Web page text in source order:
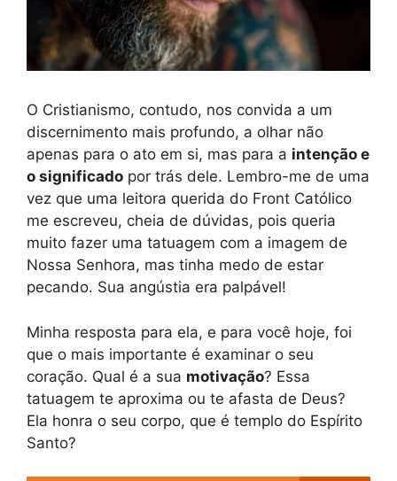
O Cristianismo, contudo, nos convida a um
discernimento mais profundo, a olhar não
apenas para o ato em si, mas para a intenção e
o significado por trás dele. Lembro-me de uma
vez que uma leitora querida do Front Católico
me escreveu, cheia de dúvidas, pois queria
muito fazer uma tatuagem com a imagem de
Nossa Senhora, mas tinha medo de estar
pecando. Sua angústia era palpável!
Minha resposta para ela, e para você hoje, foi
que o mais importante é examinar o seu
coração. Qual é a sua motivação? Essa
tatuagem te aproxima ou te afasta de Deus?
Ela honra o seu corpo, que é templo do Espírito
Santo?